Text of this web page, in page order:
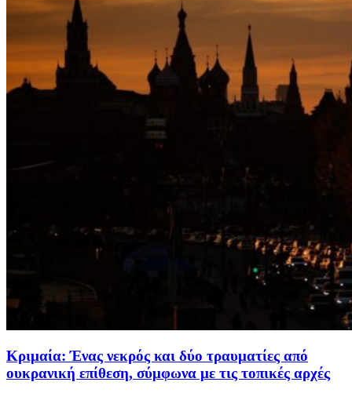
Κριμαία: Ένας νεκρός και δύο τραυματίες από
ουκρανική επίθεση, σύμφωνα με τις τοπικές αρχές